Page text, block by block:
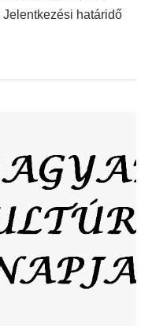
határidő